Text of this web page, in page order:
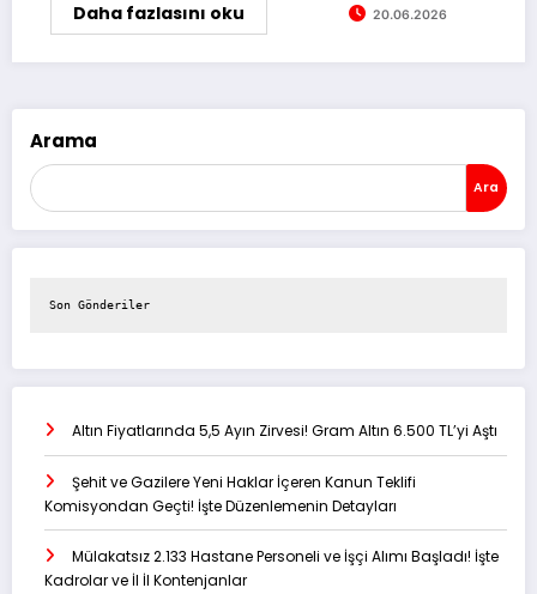
Daha fazlasını oku 20.06.2026
Arama
Ara
Son Gönderiler
Altın Fiyatlarında 5,5 Ayın Zirvesi! Gram Altın 6.500 TL’yi Aştı
Şehit ve Gazilere Yeni Haklar İçeren Kanun Teklifi
Komisyondan Geçti! İşte Düzenlemenin Detayları
Mülakatsız 2.133 Hastane Personeli ve İşçi Alımı Başladı! İşte
Kadrolar ve İl İl Kontenjanlar